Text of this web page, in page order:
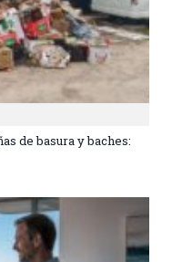
de basura y baches: